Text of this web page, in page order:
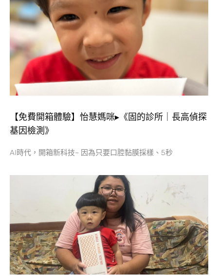
【免費開箱體驗】怡慧媽咪▸《固的診所｜長高偵探
基因檢測》
AI時代，開箱新科技~ 因為只要口腔黏膜採樣、5秒